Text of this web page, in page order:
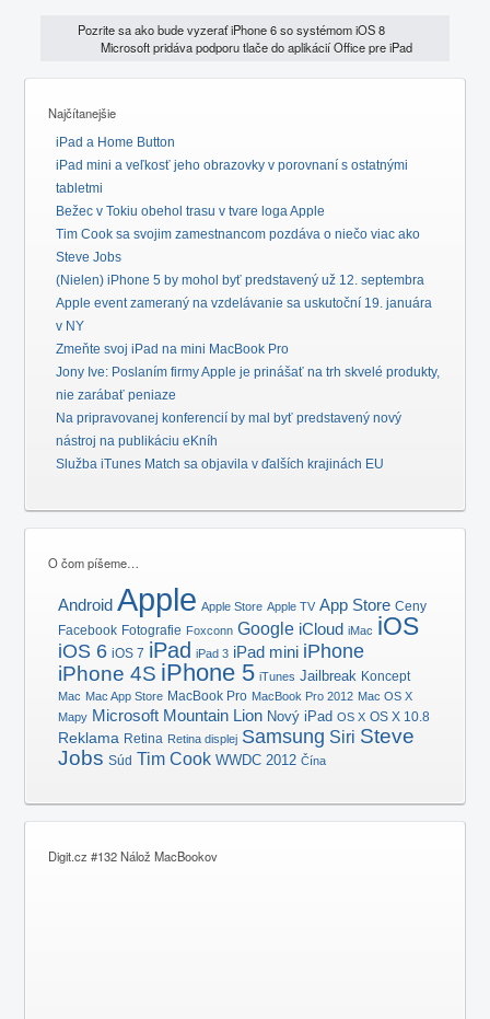
Pozrite sa ako bude vyzerať iPhone 6 so systémom iOS 8
Microsoft pridáva podporu tlače do aplikácií Office pre iPad
Najčítanejšie
iPad a Home Button
iPad mini a veľkosť jeho obrazovky v porovnaní s ostatnými
tabletmi
Bežec v Tokiu obehol trasu v tvare loga Apple
Tim Cook sa svojim zamestnancom pozdáva o niečo viac ako
Steve Jobs
(Nielen) iPhone 5 by mohol byť predstavený už 12. septembra
Apple event zameraný na vzdelávanie sa uskutoční 19. januára
v NY
Zmeňte svoj iPad na mini MacBook Pro
Jony Ive: Poslaním firmy Apple je prinášať na trh skvelé produkty,
nie zarábať peniaze
Na pripravovanej konferencií by mal byť predstavený nový
nástroj na publikáciu eKníh
Služba iTunes Match sa objavila v ďalších krajinách EU
O čom píšeme…
Android Apple Apple Store Apple TV App Store Ceny
Facebook Fotografie Foxconn Google iCloud iMac iOS
iOS 6 iOS 7 iPad iPad 3 iPad mini iPhone
iPhone 4S iPhone 5 iTunes Jailbreak Koncept
Mac Mac App Store MacBook Pro MacBook Pro 2012 Mac OS X
Mapy Microsoft Mountain Lion Nový iPad OS X OS X 10.8
Reklama Retina Retina displej Samsung Siri Steve
Jobs Súd Tim Cook WWDC 2012 Čína
Digit.cz #132 Nálož MacBookov